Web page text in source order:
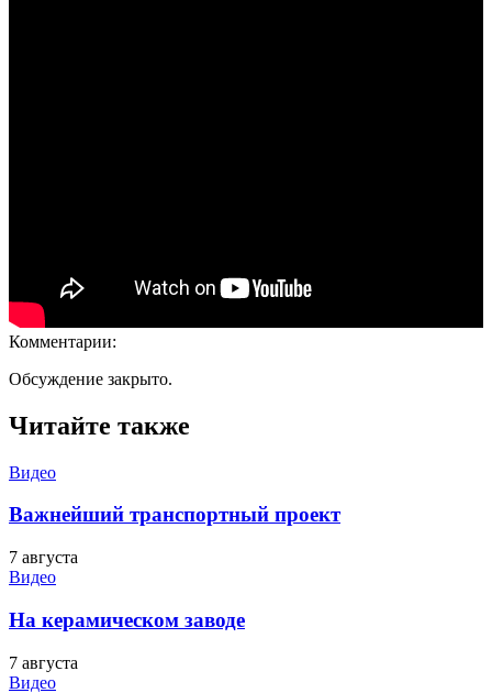
Комментарии:
Обсуждение закрыто.
Читайте также
Видео
Важнейший транспортный проект
7 августа
Видео
На керамическом заводе
7 августа
Видео